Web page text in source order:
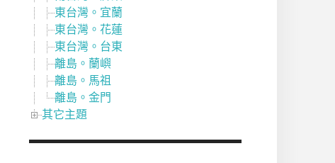
東台灣。宜蘭
東台灣。花蓮
東台灣。台東
離島。蘭嶼
離島。馬祖
離島。金門
其它主題